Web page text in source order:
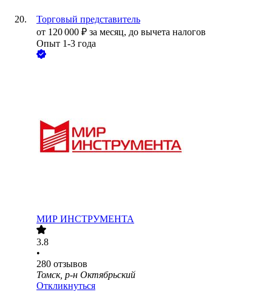
Торговый представитель
от 120 000 ₽ за месяц, до вычета налогов
Опыт 1-3 года
МИР ИНСТРУМЕНТА
3.8
•
280 отзывов
Томск, р-н Октябрьский
Откликнуться